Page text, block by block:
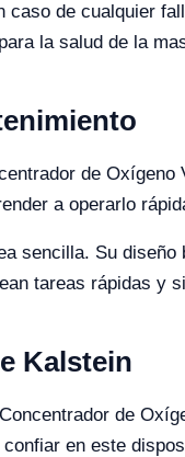
de cualquier
la salud de la
de
a operarlo
sencilla. Su
tareas rápidas y
Kalstein
de
en este